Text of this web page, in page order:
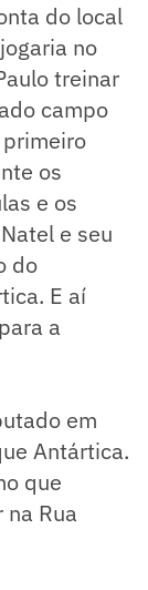
do local
no
treinar
campo
os
e os
e seu
do
E aí
a
em
Antártica.
que
Rua